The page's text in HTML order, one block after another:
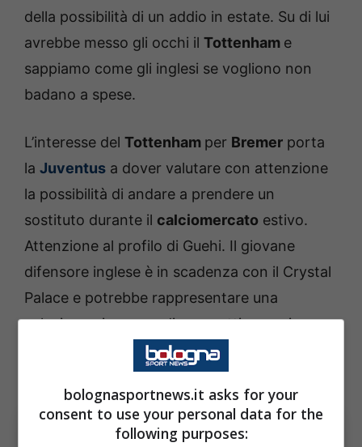
della possibilità di un addio in estate. Su di lui
avrebbe messo gli occhi il Tottenham e
sappiamo come gli inglesi se vogliono non
badano a spese.
L’interesse del Tottenham per Bremer porta
la Juventus a dover valutare con attenzione
la possibilità di andare a prendere un
sostituto durante il calciomercato estivo.
Attenzione al profilo di Guehi. Il giovane
difensore inglese è in scadenza con il Crystal
Palace e potrebbe rappresentare una
soluzione giovane e di prospettiva per i
bianconeri. Ma con lui potrebbe arrivare
anche Danso proprio dagli Spurs.
bolognasportnews.it asks for your
consent to use your personal data for the
following purposes: